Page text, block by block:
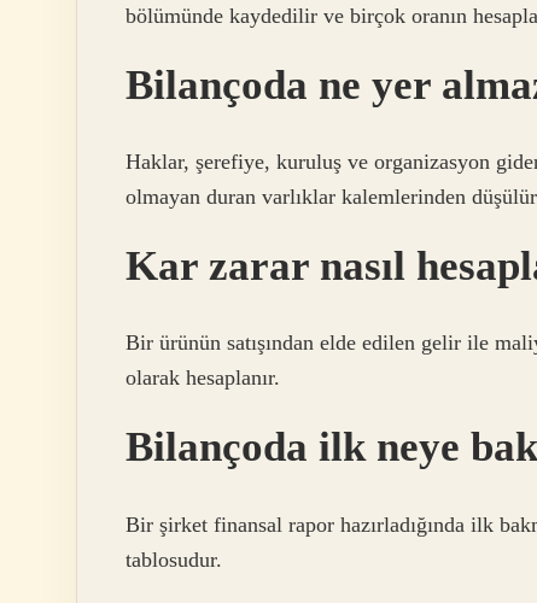
bölümünde kaydedilir ve birçok oranın
Bilançoda ne yer
Haklar, şerefiye, kuruluş ve organizasyon
olmayan duran varlıklar kalemlerinden
Kar zarar nasıl
Bir ürünün satışından elde edilen gelir ile
olarak hesaplanır.
Bilançoda ilk neye
Bir şirket finansal rapor hazırladığında ilk
tablosudur.